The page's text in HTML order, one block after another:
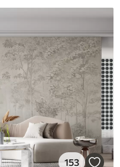
Tapetu môžete jemne
povrchovou úpravou sa
Plynulá aplikácia
56
153